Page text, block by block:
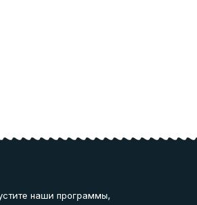
наши программы,